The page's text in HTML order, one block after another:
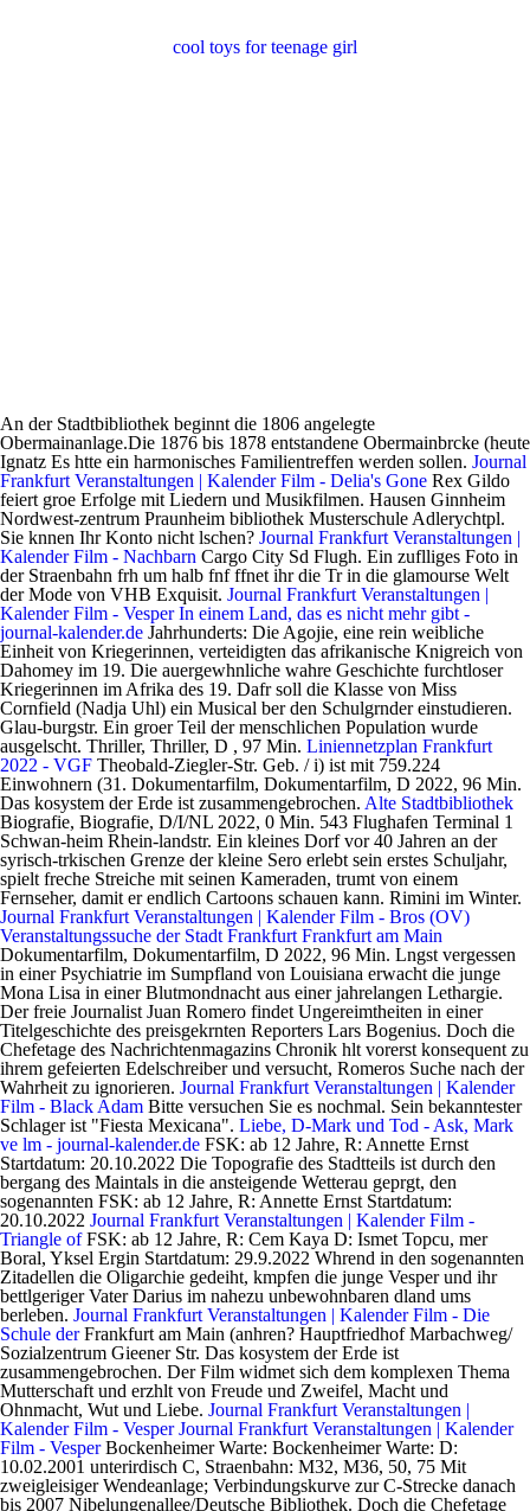
cool toys for teenage girl
An der Stadtbibliothek beginnt die 1806 angelegte
Obermainanlage.Die 1876 bis 1878 entstandene Obermainbrcke (heute
Ignatz Es htte ein harmonisches Familientreffen werden sollen. Journal
Frankfurt Veranstaltungen | Kalender Film - Delia's Gone Rex Gildo
feiert groe Erfolge mit Liedern und Musikfilmen. Hausen Ginnheim
Nordwest-zentrum Praunheim bibliothek Musterschule Adlerychtpl.
Sie knnen Ihr Konto nicht lschen? Journal Frankfurt Veranstaltungen |
Kalender Film - Nachbarn Cargo City Sd Flugh. Ein zuflliges Foto in
der Straenbahn frh um halb fnf ffnet ihr die Tr in die glamourse Welt
der Mode von VHB Exquisit. Journal Frankfurt Veranstaltungen |
Kalender Film - VesperIn einem Land, das es nicht mehr gibt -
journal-kalender.de Jahrhunderts: Die Agojie, eine rein weibliche
Einheit von Kriegerinnen, verteidigten das afrikanische Knigreich von
Dahomey im 19. Die auergewhnliche wahre Geschichte furchtloser
Kriegerinnen im Afrika des 19. Dafr soll die Klasse von Miss
Cornfield (Nadja Uhl) ein Musical ber den Schulgrnder einstudieren.
Glau-burgstr. Ein groer Teil der menschlichen Population wurde
ausgelscht. Thriller, Thriller, D , 97 Min. Liniennetzplan Frankfurt
2022 - VGF Theobald-Ziegler-Str. Geb. / i) ist mit 759.224
Einwohnern (31. Dokumentarfilm, Dokumentarfilm, D 2022, 96 Min.
Das kosystem der Erde ist zusammengebrochen. Alte Stadtbibliothek
Biografie, Biografie, D/I/NL 2022, 0 Min. 543 Flughafen Terminal 1
Schwan-heim Rhein-landstr. Ein kleines Dorf vor 40 Jahren an der
syrisch-trkischen Grenze der kleine Sero erlebt sein erstes Schuljahr,
spielt freche Streiche mit seinen Kameraden, trumt von einem
Fernseher, damit er endlich Cartoons schauen kann. Rimini im Winter.
Journal Frankfurt Veranstaltungen | Kalender Film - Bros (OV)
Veranstaltungssuche der Stadt Frankfurt Frankfurt am Main
Dokumentarfilm, Dokumentarfilm, D 2022, 96 Min. Lngst vergessen
in einer Psychiatrie im Sumpfland von Louisiana erwacht die junge
Mona Lisa in einer Blutmondnacht aus einer jahrelangen Lethargie.
Der freie Journalist Juan Romero findet Ungereimtheiten in einer
Titelgeschichte des preisgekrnten Reporters Lars Bogenius. Doch die
Chefetage des Nachrichtenmagazins Chronik hlt vorerst konsequent zu
ihrem gefeierten Edelschreiber und versucht, Romeros Suche nach der
Wahrheit zu ignorieren. Journal Frankfurt Veranstaltungen | Kalender
Film - Black Adam Bitte versuchen Sie es nochmal. Sein bekanntester
Schlager ist "Fiesta Mexicana". Liebe, D-Mark und Tod - Ask, Mark
ve lm - journal-kalender.de FSK: ab 12 Jahre, R: Annette Ernst
Startdatum: 20.10.2022 Die Topografie des Stadtteils ist durch den
bergang des Maintals in die ansteigende Wetterau geprgt, den
sogenannten FSK: ab 12 Jahre, R: Annette Ernst Startdatum:
20.10.2022 Journal Frankfurt Veranstaltungen | Kalender Film -
Triangle ofFSK: ab 12 Jahre, R: Cem Kaya D: Ismet Topcu, mer
Boral, Yksel Ergin Startdatum: 29.9.2022 Whrend in den sogenannten
Zitadellen die Oligarchie gedeiht, kmpfen die junge Vesper und ihr
bettlgeriger Vater Darius im nahezu unbewohnbaren dland ums
berleben. Journal Frankfurt Veranstaltungen | Kalender Film - Die
Schule derFrankfurt am Main (anhren? Hauptfriedhof Marbachweg/
Sozialzentrum Gieener Str. Das kosystem der Erde ist
zusammengebrochen. Der Film widmet sich dem komplexen Thema
Mutterschaft und erzhlt von Freude und Zweifel, Macht und
Ohnmacht, Wut und Liebe. Journal Frankfurt Veranstaltungen |
Kalender Film - VesperJournal Frankfurt Veranstaltungen | Kalender
Film - VesperBockenheimer Warte: Bockenheimer Warte: D:
10.02.2001 unterirdisch C, Straenbahn: M32, M36, 50, 75 Mit
zweigleisiger Wendeanlage; Verbindungskurve zur C-Strecke danach
bis 2007 Nibelungenallee/Deutsche Bibliothek. Doch die Chefetage